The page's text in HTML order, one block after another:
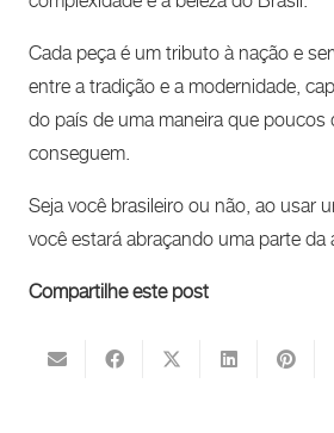
Cada peça é um tributo à nação e
entre a tradição e a modernidade,
do país de uma maneira que poucos
conseguem.
Seja você brasileiro ou não, ao usar
você estará abraçando uma parte da
Compartilhe este post